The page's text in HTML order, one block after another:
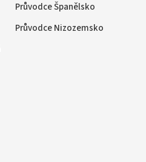
Průvodce Španělsko
Průvodce Nizozemsko